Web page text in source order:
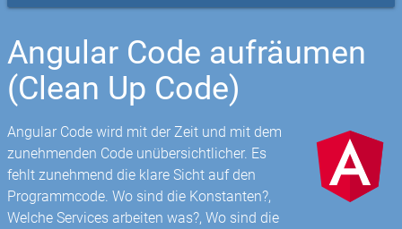
Angular Code aufräumen
(Clean Up Code)
Angular Code wird mit der Zeit und mit dem
zunehmenden Code unübersichtlicher. Es
fehlt zunehmend die klare Sicht auf den
Programmcode. Wo sind die Konstanten?,
Welche Services arbeiten was?, Wo sind die